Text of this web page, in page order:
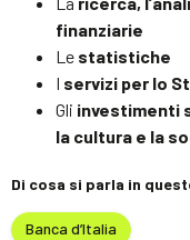
finanziarie
Le statistiche
I servizi per lo
Gli investimenti
la cultura e la
Di cosa si parla in
Banca d’Italia